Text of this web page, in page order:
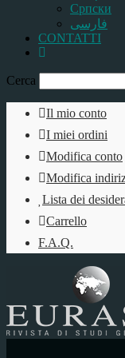
Српски
فارسی
CONTATTI
Cerca
Il mio conto
I miei ordini
Modifica conto
Modifica
Lista dei
Carrello
F.A.Q.